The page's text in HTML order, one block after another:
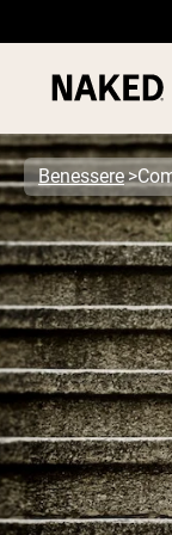
Termini di ricerca
”Protein Powder“
”Overnight Oats“
”Vegan protein“
”Collagen“
”Micellar Casein“
Benessere